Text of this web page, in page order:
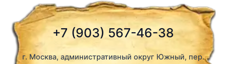
+7 (903) 567-46-38
г. Москва, административный округ Южный, пер.